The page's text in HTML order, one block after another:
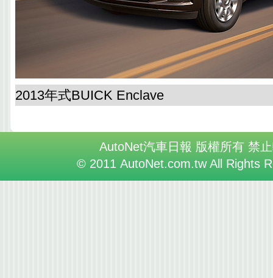
2013年式BUICK Enclave
AutoNet汽車日報 版權所有 禁
© 2011 AutoNet.com.tw All Rights